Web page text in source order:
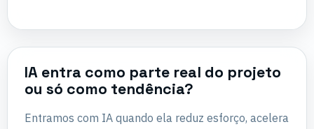
IA entra como parte real do projeto
ou só como tendência?
Entramos com IA quando ela reduz esforço, acelera